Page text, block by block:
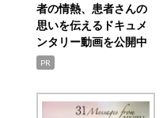
者の情熱、患者さんの
思いを伝えるドキュメ
ンタリー動画を公開中
PR